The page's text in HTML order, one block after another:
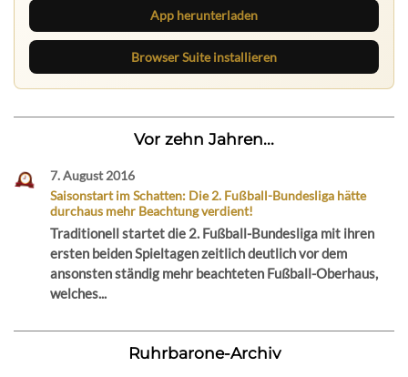
App herunterladen
Browser Suite installieren
Vor zehn Jahren...
7. August 2016
Saisonstart im Schatten: Die 2. Fußball-Bundesliga hätte
durchaus mehr Beachtung verdient!
Traditionell startet die 2. Fußball-Bundesliga mit ihren
ersten beiden Spieltagen zeitlich deutlich vor dem
ansonsten ständig mehr beachteten Fußball-Oberhaus,
welches...
Ruhrbarone-Archiv